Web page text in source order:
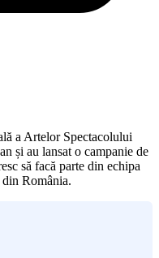
a Artelor Spectacolului
și au lansat o campanie de
să facă parte din echipa
România.